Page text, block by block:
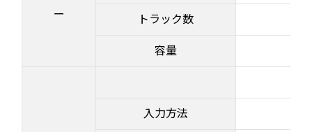
ー トラック数
容量
入力方法